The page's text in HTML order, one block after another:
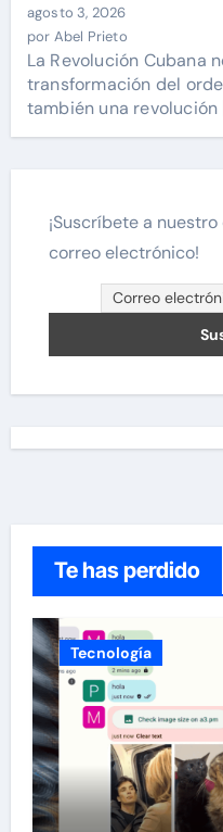
agosto 3, 2026
por Abel Prieto
La Revolución Cubana
transformación del
también una revolución
¡Suscríbete a
correo electrónico!
Te has perdido
Tecnología